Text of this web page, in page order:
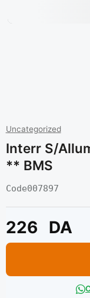
Uncategorized
Interr S/
** BMS
Code007897
226 DA